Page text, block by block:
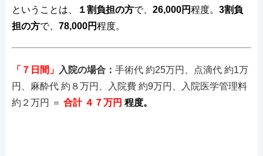
ということは、 １割負担の方で、 26,000円程度。 3割負
担の方で、 78,000円程度。
「７日間」 入院の場合： 手術代 約25万円、点滴代 約1万
円、麻酔代 約８万円、入院費 約9万円、入院医学管理料
約２万円 ＝ 合計 ４７万円 程度。